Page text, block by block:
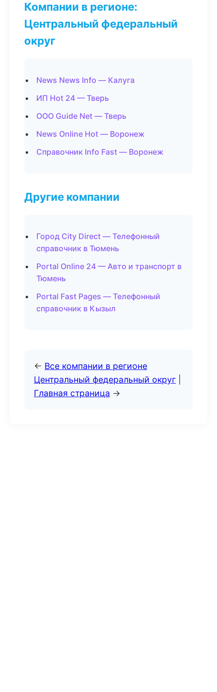
Компании в регионе:
Центральный федеральный
округ
News News Info — Калуга
ИП Hot 24 — Тверь
ООО Guide Net — Тверь
News Online Hot — Воронеж
Справочник Info Fast — Воронеж
Другие компании
Город City Direct — Телефонный
справочник в Тюмень
Portal Online 24 — Авто и транспорт в
Тюмень
Portal Fast Pages — Телефонный
справочник в Кызыл
← Все компании в регионе
Центральный федеральный округ
Главная страница →